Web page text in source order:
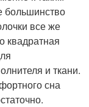
большинство
все же
квадратная
и ткани.
сна